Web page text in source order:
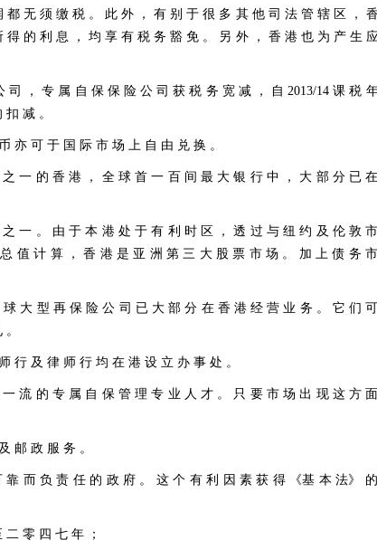
无 须 缴 税 。 此 外 ， 有 别 于 很 多 其 他 司 法 管 辖 区 ，
的 利 息 ， 均 享 有 税 务 豁 免 。 另 外 ， 香 港 也 为 产 生
， 专 属 自 保 保 险 公 司 获 税 务 宽 减 ， 自 2013/14 课 税 年
减 。
亦 可 于 国 际 市 场 上 自 由 兑 换 。
一 的 香 港 ， 全 球 首 一 百 间 最 大 银 行 中 ， 大 部 分 已
一 。 由 于 本 港 处 于 有 利 时 区 ， 透 过 与 纽 约 及 伦 敦
值 计 算 ， 香 港 是 亚 洲 第 三 大 股 票 市 场 。 加 上 债 务
大 型 再 保 险 公 司 已 大 部 分 在 香 港 经 营 业 务 。 它 们
行 及 律 师 行 均 在 港 设 立 办 事 处 。
流 的 专 属 自 保 管 理 专 业 人 才 。 只 要 市 场 出 现 这 方
邮 政 服 务 。
而 负 责 任 的 政 府 。 这 个 有 利 因 素 获 得 《基 本 法》 的
零 四 七 年 ；